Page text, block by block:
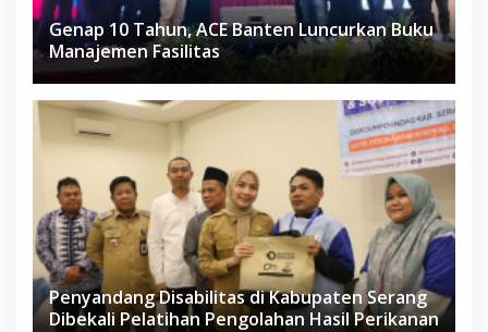
Genap 10 Tahun, ACE Banten Luncurkan Buku
Manajemen Fasilitas
Penyandang Disabilitas di Kabupaten Serang
Dibekali Pelatihan Pengolahan Hasil Perikanan